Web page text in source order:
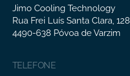
Jimo Cooling Technology
Rua Frei Luís Santa Clara, 128
4490-638 Póvoa de Varzim
TELEFONE